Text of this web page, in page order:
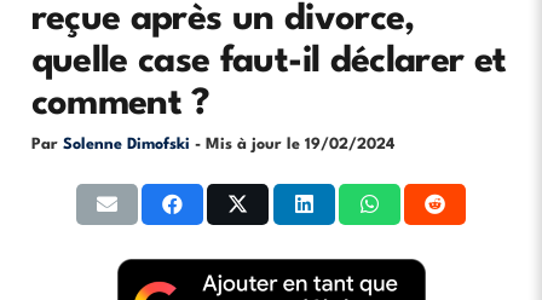
reçue après un divorce,
quelle case faut-il déclarer et
comment ?
Par Solenne Dimofski - Mis à jour le 19/02/2024